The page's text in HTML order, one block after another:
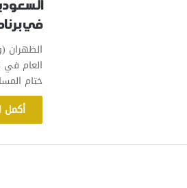
في
الظهران
ختام
أكمل